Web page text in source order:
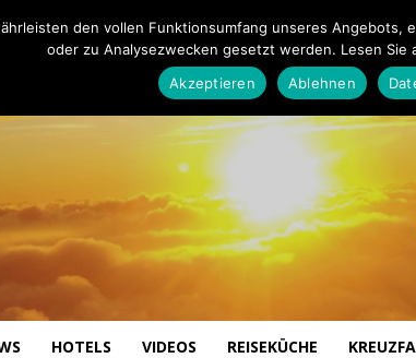
HOTELS VIDEOS REISEKÜCHE
den vollen Funktionsumfang unseres
oder zu Analysezwecken gesetzt werden. Lesen Sie
Akzeptieren
Ablehnen